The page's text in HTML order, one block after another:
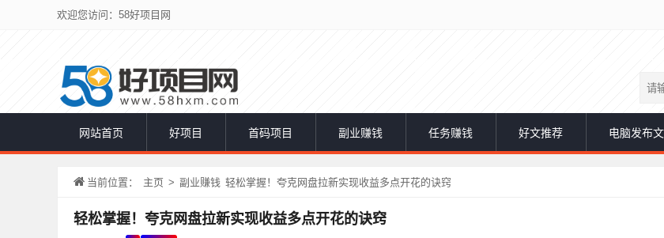
欢迎您访问：58好项目网
网站首页 好项目 首码项目 副业赚钱 任务赚钱 好文推荐 电脑发布
当前位置： 主页 > 副业赚钱 轻松掌握！夸克网盘拉新实现收益多点开花的诀窍
轻松掌握！夸克网盘拉新实现收益多点开花的诀窍